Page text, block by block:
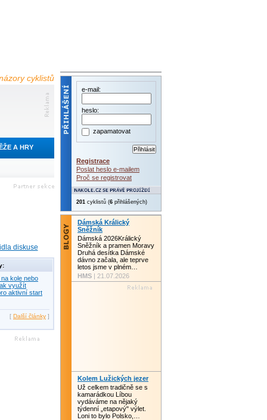
cyklistů
A HRY
diskuse
kole nebo
využít
aktivní start
[ Další články ]
e-mail:
heslo:
zapamatovat
Registrace
Poslat heslo e-mailem
Proč se registrovat
201 cyklistů (6 přihlášených)
Dámská Králický
Sněžník
Dámská 2026Králický
Sněžník a pramen Moravy
Druhá desítka Dámské
dávno začala, ale teprve
letos jsme v plném…
HMS | 21.07.2026
Kolem Lužických jezer
Už celkem tradičně se s
kamarádkou Líbou
vydáváme na nějaký
týdenní „etapový" výlet.
Loni to bylo Polsko,…